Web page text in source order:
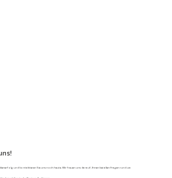
und kontaktieren Sie uns noch heute. Wir freuen uns darauf, Ihnen bei allen Fragen rund um